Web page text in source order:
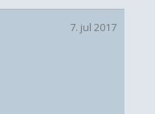
7. jul 2017